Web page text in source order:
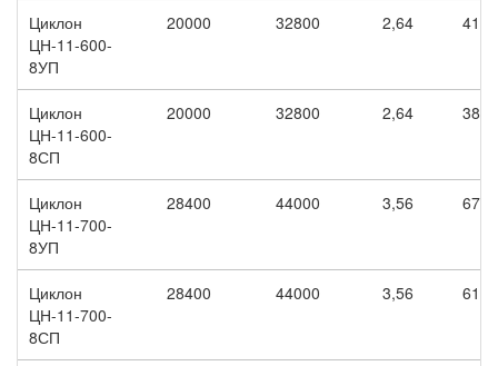
Циклон
ЦН-11-600-
8УП
20000 32800 2,64 4100
Циклон
ЦН-11-600-
8СП
20000 32800 2,64 3815
Циклон
ЦН-11-700-
8УП
28400 44000 3,56 6720
Циклон
ЦН-11-700-
8СП
28400 44000 3,56 6100